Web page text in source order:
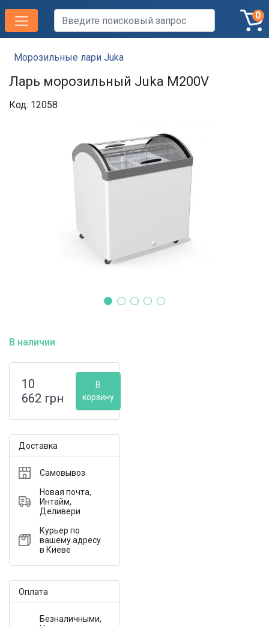
0
Морозильные лари Juka
Ларь морозильный Juka M200V
Код: 12058
В наличии
10
662 грн
В
корзину
Доставка
Самовывоз
Новая почта,
Интайм,
Деливери
Курьер по
вашему адресу
в Киеве
Оплата
Безналичными,